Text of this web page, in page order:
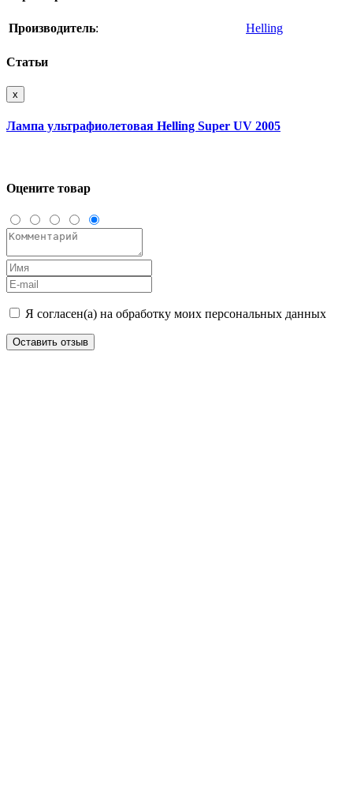
Производитель: Helling
Статьи
x
Лампа ультрафиолетовая Helling Super UV 2005
Оцените товар
Я согласен(а) на обработку моих персональных данных
Оставить отзыв